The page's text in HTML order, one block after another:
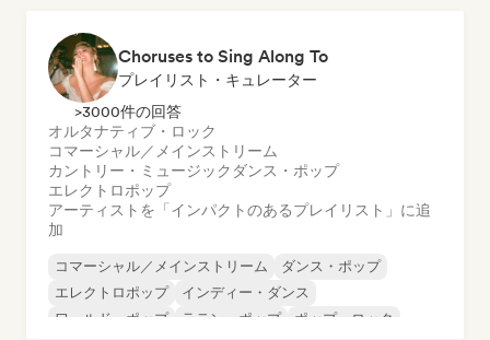
Choruses to Sing Along To
プレイリスト・キュレーター
>3000件の回答
オルタナティブ・ロック
コマーシャル／メインストリーム
カントリー・ミュージック ダンス・ポップ
エレクトロポップ
アーティストを「インパクトのあるプレイリスト」に追
加
コマーシャル／メインストリーム
ダンス・ポップ
エレクトロポップ
インディー・ダンス
ワールド・ポップ
ラテン・ポップ
ポップ・ロック